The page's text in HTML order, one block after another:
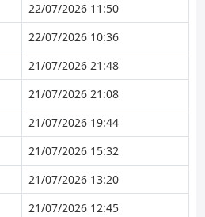
22/07/2026 11:50
22/07/2026 10:36
21/07/2026 21:48
21/07/2026 21:08
21/07/2026 19:44
21/07/2026 15:32
21/07/2026 13:20
21/07/2026 12:45